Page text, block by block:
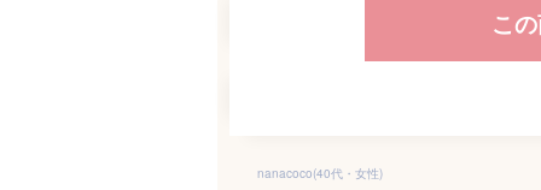
こ
nanacoco(40代・女性)